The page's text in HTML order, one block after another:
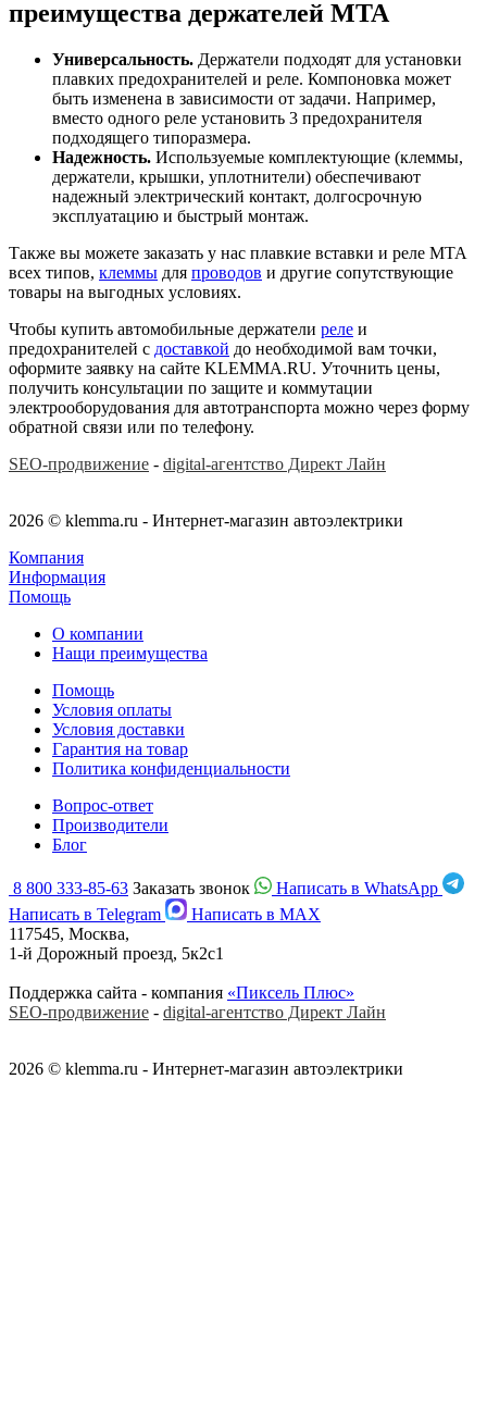
преимущества держателей MTA
Универсальность. Держатели подходят для установки
плавких предохранителей и реле. Компоновка может
быть изменена в зависимости от задачи. Например,
вместо одного реле установить 3 предохранителя
подходящего типоразмера.
Надежность. Используемые комплектующие (клеммы,
держатели, крышки, уплотнители) обеспечивают
надежный электрический контакт, долгосрочную
эксплуатацию и быстрый монтаж.
Также вы можете заказать у нас плавкие вставки и реле MTA
всех типов, клеммы для проводов и другие сопутствующие
товары на выгодных условиях.
Чтобы купить автомобильные держатели реле и
предохранителей с доставкой до необходимой вам точки,
оформите заявку на сайте KLEMMA.RU. Уточнить цены,
получить консультации по защите и коммутации
электрооборудования для автотранспорта можно через форму
обратной связи или по телефону.
SEO-продвижение - digital-агентство Директ Лайн
2026 © klemma.ru - Интернет-магазин автоэлектрики
Компания
Информация
Помощь
О компании
Нащи преимущества
Помощь
Условия оплаты
Условия доставки
Гарантия на товар
Политика конфиденциальности
Вопрос-ответ
Производители
Блог
8 800 333-85-63 Заказать звонок
Написать в WhatsApp
Написать в Telegram
Написать в MAX
117545, Москва,
1-й Дорожный проезд, 5к2с1
Поддержка сайта - компания «Пиксель Плюс»
SEO-продвижение - digital-агентство Директ Лайн
2026 © klemma.ru - Интернет-магазин автоэлектрики